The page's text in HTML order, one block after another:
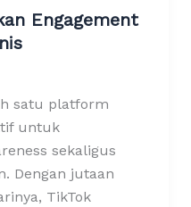
Engagement
satu platform
untuk
sekaligus
Dengan jutaan
TikTok